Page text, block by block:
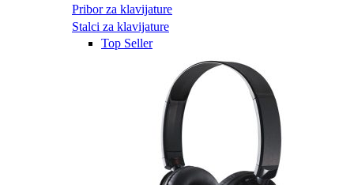
Pribor za klavijature
Stalci za klavijature
Top Seller